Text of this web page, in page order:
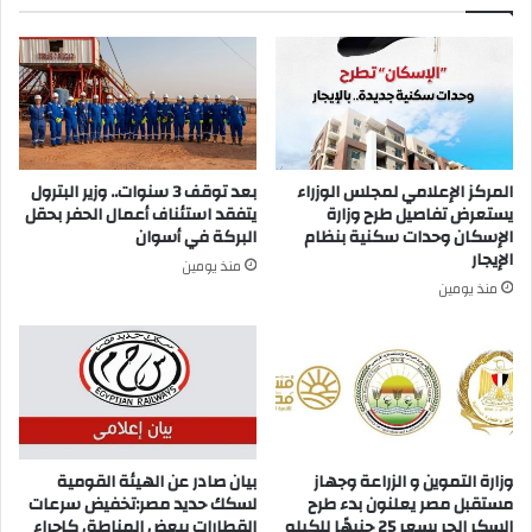
المركز الإعلامي لمجلس الوزراء
يستعرض تفاصيل طرح وزارة
الإسكان وحدات سكنية بنظام
الإيجار
منذ يومين
بعد توقف 3 سنوات.. وزير البترول
يتفقد استئناف أعمال الحفر بحقل
البركة في أسوان
منذ يومين
وزارة التموين و الزراعة وجهاز
مستقبل مصر يعلنون بدء طرح
بيان صادر عن الهيئة القومية
لسكك حديد مصر:تخفيض سرعات